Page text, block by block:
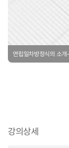
연립일차방정식의 소
강의상세